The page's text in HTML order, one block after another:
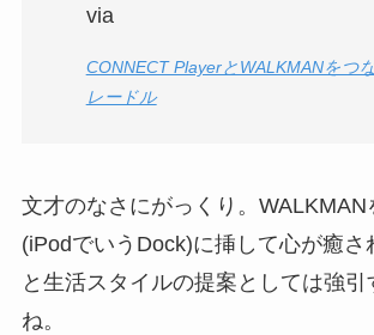
via
CONNECT PlayerとWALKMANをつ
レードル
文才のなさにがっくり。WALKMAN
(iPodでいうDock)に挿して心が癒さ
と生活スタイルの提案としては強
ね。